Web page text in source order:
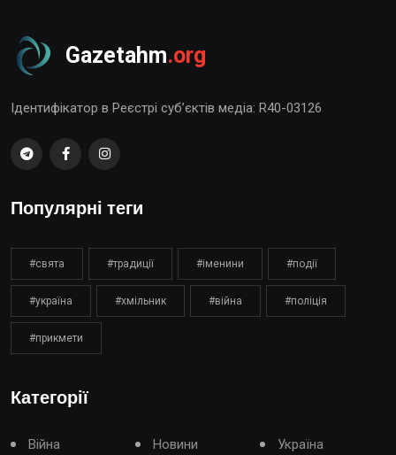
Gazetahm.org
Ідентифікатор в Реєстрі суб’єктів медіа: R40-03126
Популярні теги
#свята #традиції #іменини #події
#україна #хмільник #війна #поліція
#прикмети
Категорії
Війна Новини Україна